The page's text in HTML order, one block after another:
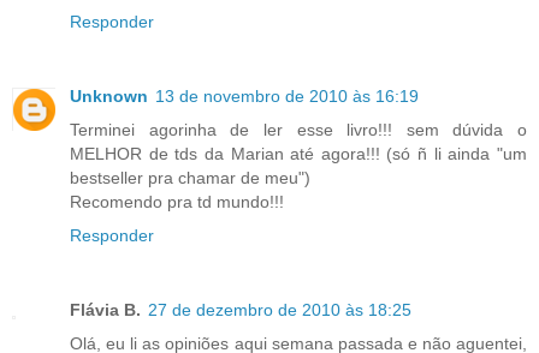
Responder
Unknown 13 de novembro de 2010 às 16:19
Terminei agorinha de ler esse livro!!! sem dúvida o
MELHOR de tds da Marian até agora!!! (só ñ li ainda "um
bestseller pra chamar de meu")
Recomendo pra td mundo!!!
Responder
Flávia B. 27 de dezembro de 2010 às 18:25
Olá, eu li as opiniões aqui semana passada e não aguentei,